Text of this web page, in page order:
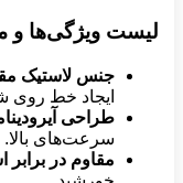
لیست ویژگی‌ها و
جنس لاستیک
ایجاد خط روی
طراحی
سرعت‌های بالا.
مقاوم در برابر